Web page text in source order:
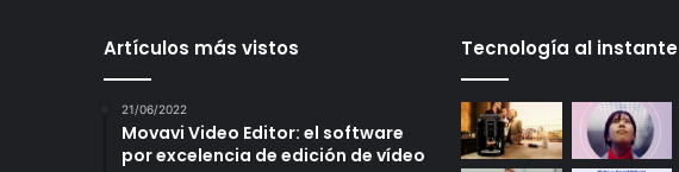
Artículos más vistos
21/06/2022
Movavi Video Editor: el software
por excelencia de edición de vídeo
Tecnología al instante